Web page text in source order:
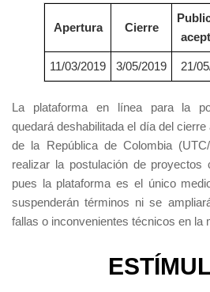
Apertura Cierre
11/03/2019 3/05/2019 21/
La plataforma en línea para la
quedará deshabilitada el día del
de la República de Colombia
realizar la postulación de proyectos
pues la plataforma es el único
suspenderán términos ni se
fallas o inconvenientes técnicos en la